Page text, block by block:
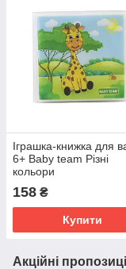
Іграшка-книжка для
6+ Baby team Різні
кольори
158 ₴
Купити
Акційні